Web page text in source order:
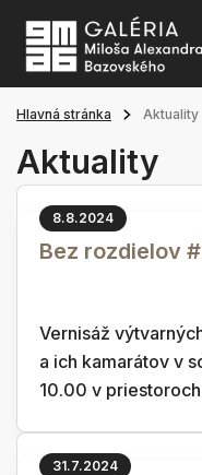
Hlavná stránka Aktuality
Aktuality
8.8.2024
Bez rozdielov
Vernisáž
a ich kamarátov v
10.00 v
31.7.2024